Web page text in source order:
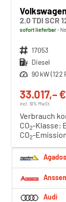
sofort lieferbar
Fahrzeugnr. 17053
Kraftstoff Diesel
Leistung 90 kW (122
33.017,– €
incl. 19% MwSt.
Verbrauch
CO2-Klasse:
CO2-
Agados
Audi